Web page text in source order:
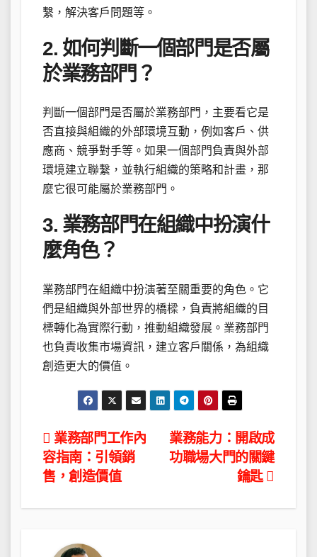
繫，解決客戶問題等。
2. 如何判斷一個部門是否屬
於業務部門？
判斷一個部門是否屬於業務部門，主要看它是
否直接與組織的外部環境互動，例如客戶、供
應商、競爭對手等。如果一個部門負責與外部
環境建立聯繫，並執行組織的策略和計畫，那
麼它很可能屬於業務部門。
3. 業務部門在組織中扮演什
麼角色？
業務部門在組織中扮演著至關重要的角色。它
們是組織與外部世界的橋樑，負責將組織的目
標轉化為實際行動，推動組織發展。業務部門
也負責收集市場資訊，建立客戶關係，為組織
創造更大的價值。
文
章
業務能力：開啟成
功職場大門的關鍵
鑰匙
業務部門工作內
容指南：引領銷
售，創造價值